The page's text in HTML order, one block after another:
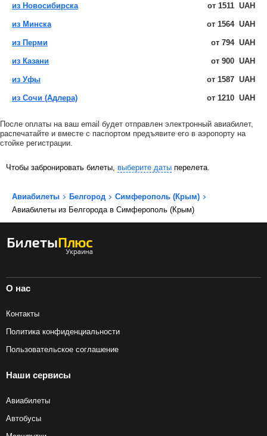
из Новосибирска от 1511 UAH
из Минска от 1564 UAH
из Перми от 794 UAH
из Казани от 900 UAH
из Уфы от 1587 UAH
из Сочи (Адлера) от 1210 UAH
После оплаты на ваш email будет отправлен электронный авиабилет,
распечатайте и вместе с паспортом предъявите его в аэропорту на
стойке регистрации.
Чтобы забронировать билеты, выберите даты перелета.
Авиабилеты Белгород
Симферополь (Крым)
Авиабилеты из Белгорода в Симферополь (Крым)
О нас
Контакты
Политика конфиденциальности
Пользовательское соглашение
Наши сервисы
Авиабилеты
Автобусы